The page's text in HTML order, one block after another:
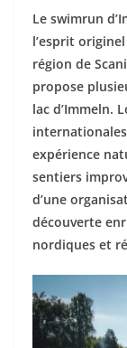
Le swimrun
l’esprit
région de
propose
lac d’Immeln.
expérience
sentiers
d’une
découverte
nordiques et